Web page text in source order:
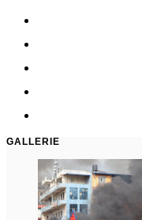
GALLERIE